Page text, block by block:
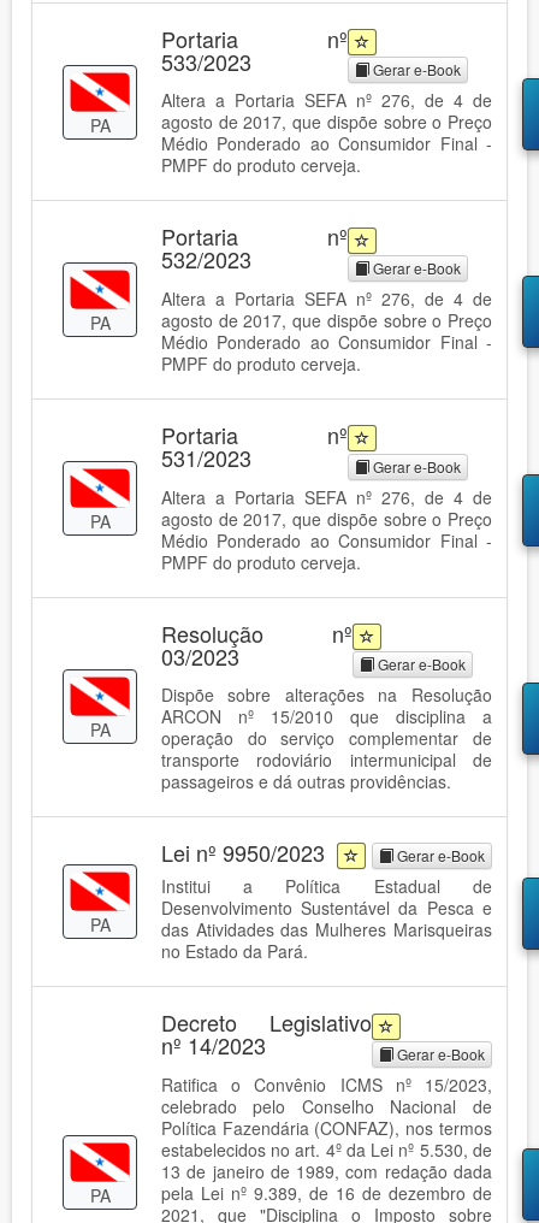
PA
Portaria nº
533/2023 Gerar e-Book
Altera a Portaria SEFA nº 276, de 4 de
agosto de 2017, que dispõe sobre o Preço
Médio Ponderado ao Consumidor Final -
PMPF do produto cerveja.
PA
Portaria nº
532/2023 Gerar e-Book
Altera a Portaria SEFA nº 276, de 4 de
agosto de 2017, que dispõe sobre o Preço
Médio Ponderado ao Consumidor Final -
PMPF do produto cerveja.
PA
Portaria nº
531/2023 Gerar e-Book
Altera a Portaria SEFA nº 276, de 4 de
agosto de 2017, que dispõe sobre o Preço
Médio Ponderado ao Consumidor Final -
PMPF do produto cerveja.
PA
Resolução nº
03/2023 Gerar e-Book
Dispõe sobre alterações na Resolução
ARCON nº 15/2010 que disciplina a
operação do serviço complementar de
transporte rodoviário intermunicipal de
passageiros e dá outras providências.
PA
Lei nº 9950/2023 Gerar e-Book
Institui a Política Estadual de
Desenvolvimento Sustentável da Pesca e
das Atividades das Mulheres Marisqueiras
no Estado da Pará.
PA
Decreto Legislativo
nº 14/2023 Gerar e-Book
Ratifica o Convênio ICMS nº 15/2023,
celebrado pelo Conselho Nacional de
Política Fazendária (CONFAZ), nos termos
estabelecidos no art. 4º da Lei nº 5.530, de
13 de janeiro de 1989, com redação dada
pela Lei nº 9.389, de 16 de dezembro de
2021, que "Disciplina o Imposto sobre